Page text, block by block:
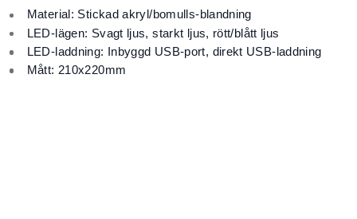
Material: Stickad akryl/bomulls-blandning
LED-lägen: Svagt ljus, starkt ljus, rött/blått ljus
LED-laddning: Inbyggd USB-port, direkt USB-laddning
Mått: 210x220mm